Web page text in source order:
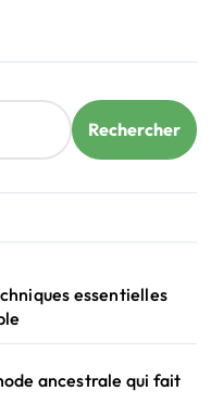
Rechercher
essentielles
ancestrale qui fait